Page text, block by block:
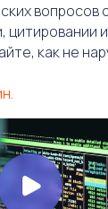
вопросов
цитировании
как не